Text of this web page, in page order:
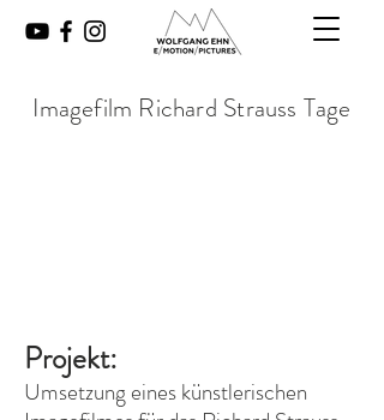
Imagefilm Richard Strauss Tage
Projekt:
Umsetzung eines künstlerischen